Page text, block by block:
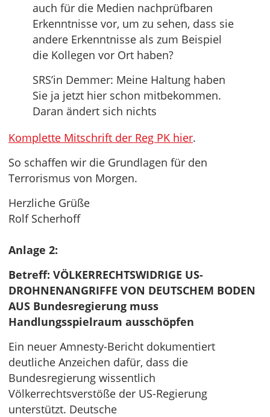
auch für die Medien nachprüfbaren
Erkenntnisse vor, um zu sehen, dass sie
andere Erkenntnisse als zum Beispiel
die Kollegen vor Ort haben?
SRS’in Demmer: Meine Haltung haben
Sie ja jetzt hier schon mitbekommen.
Daran ändert sich nichts
Komplette Mitschrift der Reg PK hier.
So schaffen wir die Grundlagen für den
Terrorismus von Morgen.
Herzliche Grüße
Rolf Scherhoff
Anlage 2:
Betreff: VÖLKERRECHTSWIDRIGE US-
DROHNENANGRIFFE VON DEUTSCHEM BODEN
AUS Bundesregierung muss
Handlungsspielraum ausschöpfen
Ein neuer Amnesty-Bericht dokumentiert
deutliche Anzeichen dafür, dass die
Bundesregierung wissentlich
Völkerrechtsverstöße der US-Regierung
unterstützt. Deutsche